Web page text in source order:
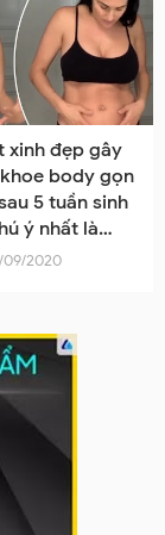
xinh đẹp gây
body gọn
5 tuần sinh
ý nhất là
chắc
09/2020